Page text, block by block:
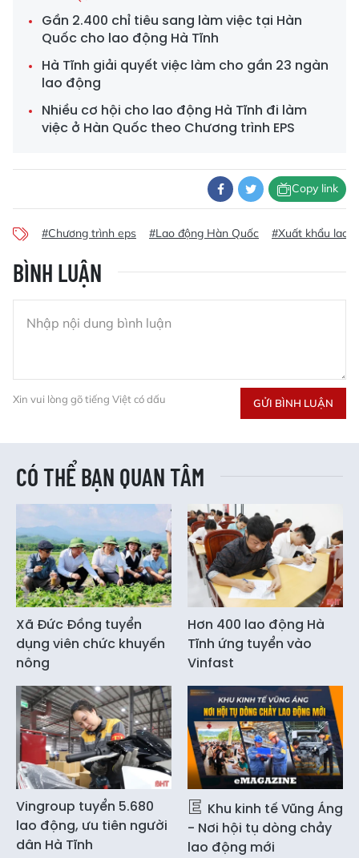
Gần 2.400 chỉ tiêu sang làm việc tại Hàn
Quốc cho lao động Hà Tĩnh
Hà Tĩnh giải quyết việc làm cho gần 23 ngàn
lao động
Nhiều cơ hội cho lao động Hà Tĩnh đi làm
việc ở Hàn Quốc theo Chương trình EPS
Copy link
#Chương trình eps #Lao động Hàn Quốc #Xuất khẩu lao
BÌNH LUẬN
Xin vui lòng gõ tiếng Việt có dấu GỬI BÌNH LUẬN
CÓ THỂ BẠN QUAN TÂM
Xã Đức Đồng tuyển
dụng viên chức khuyến
nông
Hơn 400 lao động Hà
Tĩnh ứng tuyển vào
Vinfast
Vingroup tuyển 5.680
lao động, ưu tiên người
dân Hà Tĩnh
Khu kinh tế Vũng Áng
- Nơi hội tụ dòng chảy
lao động mới